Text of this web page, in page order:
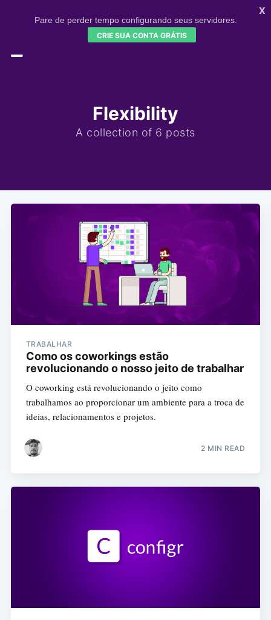
Pare de perder tempo configurando seus servidores.
CRIE SUA CONTA GRÁTIS
X
Flexibility
A collection of 6 posts
TRABALHAR
Como os coworkings estão
revolucionando o nosso jeito de trabalhar
O coworking está revolucionando o jeito como
trabalhamos ao proporcionar um ambiente para a troca de
ideias, relacionamentos e projetos.
2 MIN READ